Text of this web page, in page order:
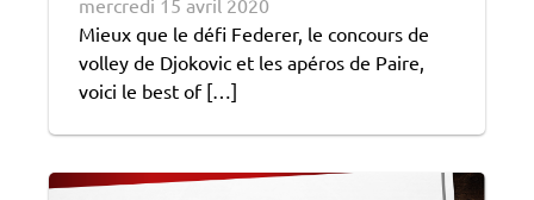
mercredi 15 avril 2020
Mieux que le défi Federer, le concours de
volley de Djokovic et les apéros de Paire,
voici le best of […]